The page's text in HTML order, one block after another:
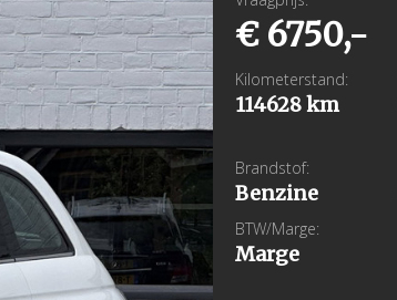
€ 6750,-
Kilometerstand:
114628 km
Brandstof:
Benzine
BTW/Marge:
Marge